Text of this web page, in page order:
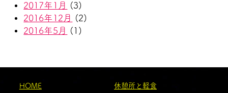
2017年1月
(3)
2016年12月
(2)
2016年5月
(1)
HOME
休憩所と軽食